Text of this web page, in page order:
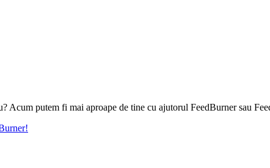
Acum putem fi mai aproape de tine cu ajutorul FeedBurner sau